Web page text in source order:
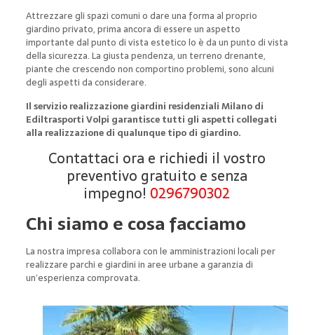
Attrezzare gli spazi comuni o dare una forma al proprio
giardino privato, prima ancora di essere un aspetto
importante dal punto di vista estetico lo è da un punto di vista
della sicurezza. La giusta pendenza, un terreno drenante,
piante che crescendo non comportino problemi, sono alcuni
degli aspetti da considerare.
Il servizio realizzazione giardini residenziali Milano di
Ediltrasporti Volpi garantisce tutti gli aspetti collegati
alla realizzazione di qualunque tipo di giardino.
Contattaci ora e richiedi il vostro
preventivo gratuito e senza
impegno! 0296790302
Chi siamo e cosa facciamo
La nostra impresa collabora con le amministrazioni locali per
realizzare parchi e giardini in aree urbane a garanzia di
un’esperienza comprovata.